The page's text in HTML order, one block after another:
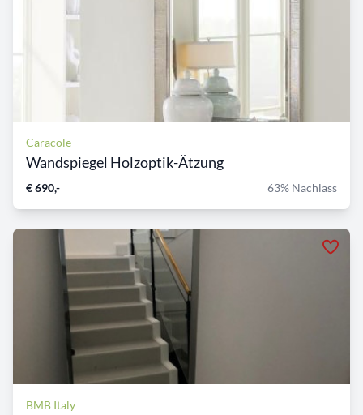
Caracole
Wandspiegel Holzoptik-Ätzung
€ 690,- 63% Nachlass
BMB Italy